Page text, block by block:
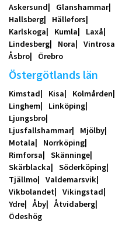
Askersund
Glanshammar
Hallsberg
Hällefors
Karlskoga
Kumla
Laxå
Lindesberg
Nora
Vintrosa
Åsbro
Örebro
Östergötlands län
Kimstad Kisa
Kolmården
Linghem
Linköping
Ljungsbro
Ljusfallshammar
Mjölby
Motala
Norrköping
Rimforsa
Skänninge
Skärblacka
Söderköping
Tjällmo
Valdemarsvik
Vikbolandet
Vikingstad
Ydre
Åby
Åtvidaberg
Ödeshög